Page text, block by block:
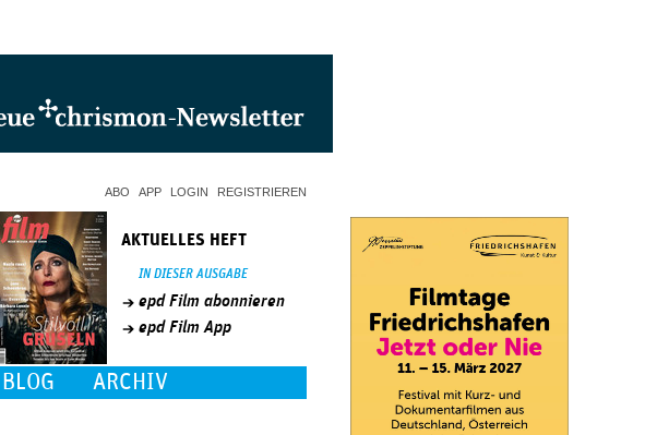
ABO APP LOGIN REGISTRIEREN
AKTUELLES HEFT
IN DIESER AUSGABE
epd Film abonnieren
epd Film App
BLOG ARCHIV